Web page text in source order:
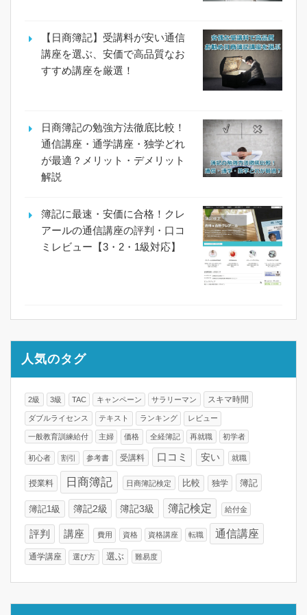
【日商簿記】受講料が安い通信
講座を選ぶ、安価で高品質なお
すすめ講座を厳選！
日商簿記の勉強方法徹底比較！
通信講座・通学講座・独学どれ
が最適？メリット・デメリット
解説
簿記に最速・安価に合格！クレ
アールの通信講座の評判・口コ
ミレビュー【3・2・1級対応】
人気のタグ
2級 3級 TAC キャンペーン サラリーマン スキマ時間
ダブルライセンス テキスト ランキング レビュー
一般教育訓練給付 主婦 価格 全経簿記 再就職 初学者
初心者 割引 参考書 受講料 口コミ 安い 就職
授業料 日商簿記 日商簿記検定 比較 独学 簿記
簿記1級 簿記2級 簿記3級 簿記検定 給付金
評判 講座 費用 資格 資格講座 転職 通信講座
通学講座 選び方 選ぶ 難易度